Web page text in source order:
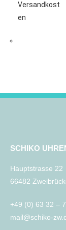
Versandkost
en
SCHIKO
Hauptstrasse 22
66482
+49 (0) 63 32 –
mail@schiko-